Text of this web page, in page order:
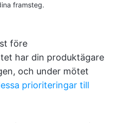
framsteg.
före
har din produktägare
och under mötet
prioriteringar till